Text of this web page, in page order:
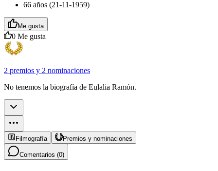
66 años (21-11-1959)
Me gusta
0 Me gusta
2 premios y 2 nominaciones
No tenemos la biografía de Eulalia Ramón.
Filmografía Premios y nominaciones
Comentarios (0)